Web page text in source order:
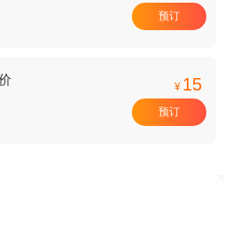
预订
¥ 15
预订